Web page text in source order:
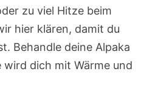
zu viel Hitze beim
hier klären, damit du
Behandle deine Alpaka
wird dich mit Wärme und